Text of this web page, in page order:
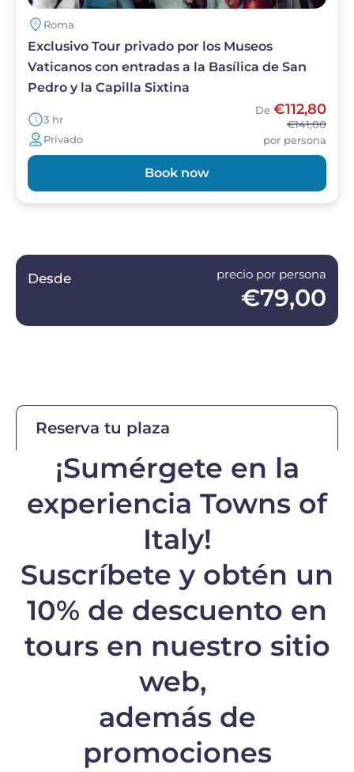
Roma
Exclusivo Tour privado por los Museos
Vaticanos con entradas a la Basílica de San
Pedro y la Capilla Sixtina
3 hr
Privado
De €112,80
€141,00
por persona
Book now
Desde precio por persona
€79,00
Reserva tu plaza
¡Sumérgete en la
experiencia Towns of
Italy!
Suscríbete y obtén un
10% de descuento en
tours en nuestro sitio
web,
además de
promociones